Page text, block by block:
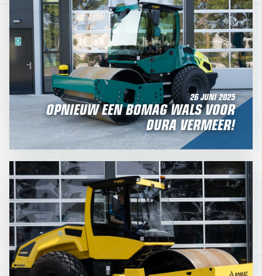
26 JUNI 2025
OPNIEUW EEN BOMAG WALS VOOR
DURA VERMEER!